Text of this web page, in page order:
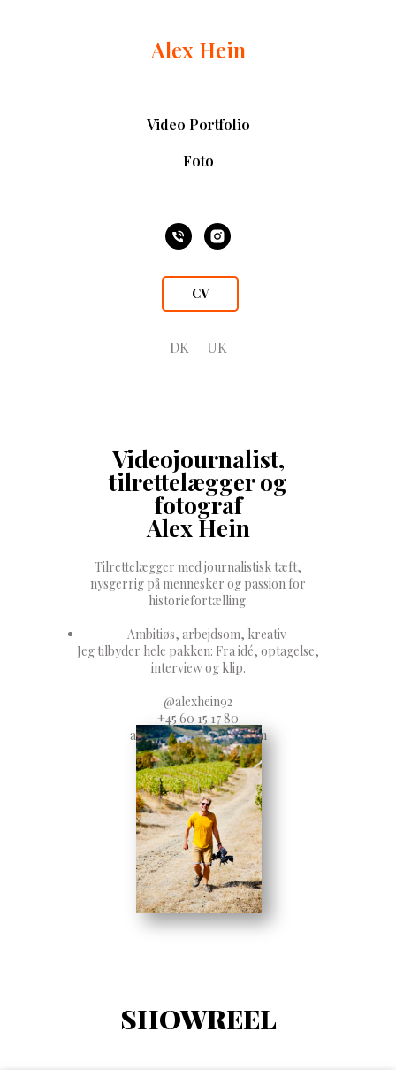
Alex Hein
Video Portfolio
Foto
CV
DK UK
Videojournalist,
tilrettelægger og
fotograf
Alex Hein
Tilrettelægger med journalistisk tæft,
nysgerrig på mennesker og passion for
historiefortælling.
- Ambitiøs, arbejdsom, kreativ -
Jeg tilbyder hele pakken: Fra idé, optagelse,
interview og klip.
@alexhein92
+45 60 15 17 80
alexhein92@hotmail.com
SHOWREEL